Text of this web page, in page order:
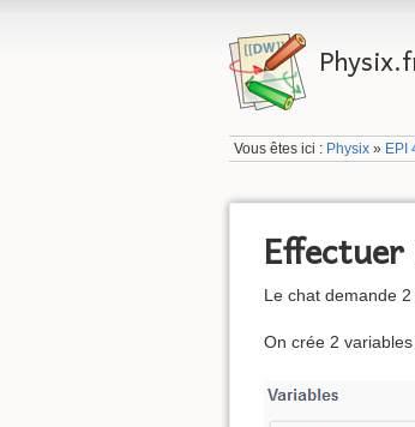
Vous êtes ici : Physix » EPI
Le chat demande
On crée 2